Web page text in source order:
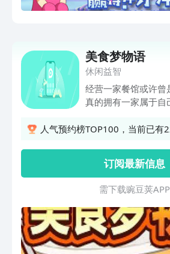
美食梦物语
休闲益智
经营一家餐馆或许
真的拥有一家属于
随心】帝王蟹芝士？
大开，其余交给顾
因材施教】接待高手
人，前厅氛围你来
名厨、日料大师，后
【经营挑战步步为营
足刁钻顾客、发现传
客。扩大店铺、开设
为都市网红名店！
人气预约榜TOP100，当前已有
订阅最新信息
需 下 载 豌 豆 荚 A P P